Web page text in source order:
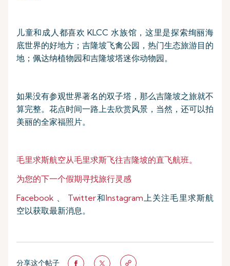
儿童和成人都喜欢 KLCC 水族馆，这里是探索绚丽海
底世界的好地方；吉隆坡飞禽公园，热门生态旅游目的
地；佩达纳植物园和吉隆坡塔迷你动物园。
如果没有参观世界著名的双子塔，那么吉隆坡之旅就不
算完整。花点时间一路上去欣赏风景，当然，还可以拍
美丽的全家福照片。
毛里求斯航空从毛里求斯飞往吉隆坡的直飞航班。
为您的下一个假期寻找旅行灵感
Facebook 、 Twitter和Instagram上关注毛里求斯航
空以获取最新消息。
分享这个帖子